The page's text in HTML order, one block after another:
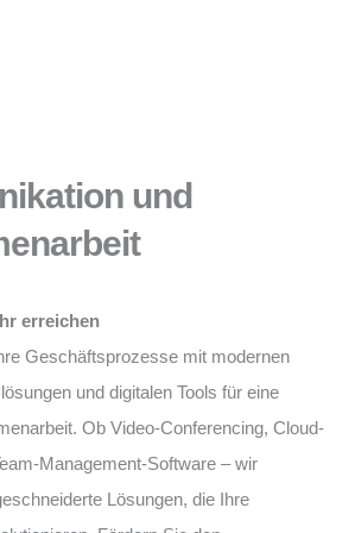
und
erreichen
Geschäftsprozesse mit modernen
und digitalen Tools für eine
Ob Video-Conferencing, Cloud-
Management-Software – wir
Lösungen, die Ihre